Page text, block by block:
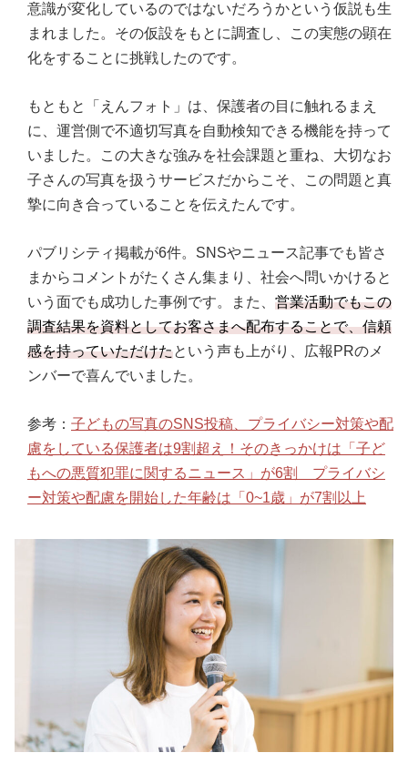
意識が変化しているのではないだろうかという仮説も生
まれました。その仮設をもとに調査し、この実態の顕在
化をすることに挑戦したのです。
もともと「えんフォト」は、保護者の目に触れるまえ
に、運営側で不適切写真を自動検知できる機能を持って
いました。この大きな強みを社会課題と重ね、大切なお
子さんの写真を扱うサービスだからこそ、この問題と真
摯に向き合っていることを伝えたんです。
パブリシティ掲載が6件。SNSやニュース記事でも皆さ
まからコメントがたくさん集まり、社会へ問いかけると
いう面でも成功した事例です。また、 営業活動でもこの
調査結果を資料としてお客さまへ配布することで、信頼
感を持っていただけたという声も上がり、広報PRのメ
ンバーで喜んでいました。
参考： 子どもの写真のSNS投稿、プライバシー対策や配
慮をしている保護者は9割超え！そのきっかけは「子ど
もへの悪質犯罪に関するニュース」が6割 プライバシ
ー対策や配慮を開始した年齢は「0~1歳」が7割以上